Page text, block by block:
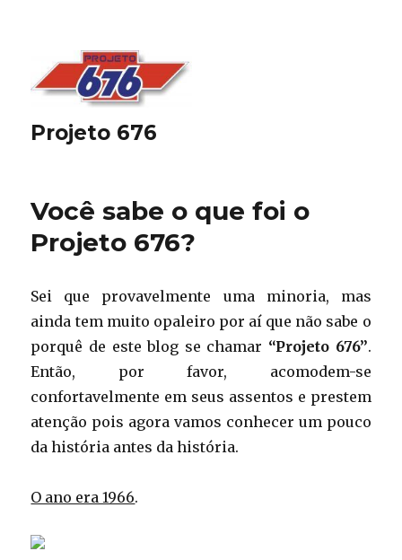
Projeto 676
Você sabe o que foi o
Projeto 676?
Sei que provavelmente uma minoria, mas
ainda tem muito opaleiro por aí que não sabe o
porquê de este blog se chamar “Projeto 676”.
Então, por favor, acomodem-se
confortavelmente em seus assentos e prestem
atenção pois agora vamos conhecer um pouco
da história antes da história.
O ano era 1966.